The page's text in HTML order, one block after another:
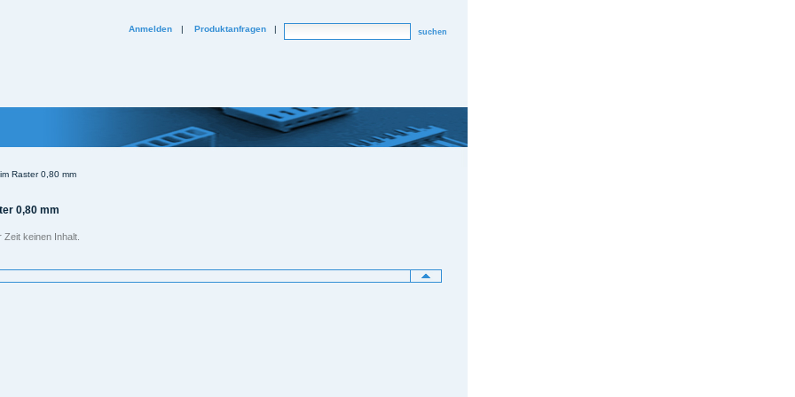
suchen
Anmelden | Produktanfragen |
Raster 0,80 mm
0,80 mm
keinen Inhalt.